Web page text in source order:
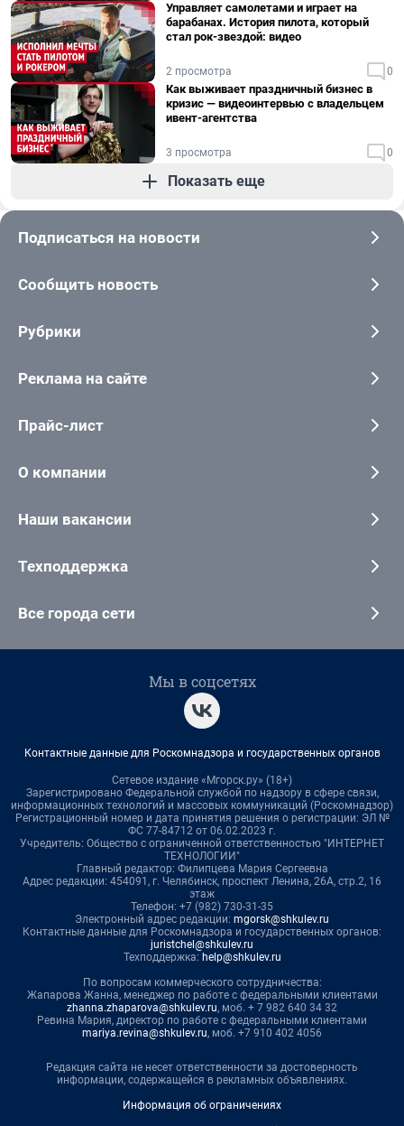
Управляет самолетами и играет на
барабанах. История пилота, который
стал рок-звездой: видео
2 просмотра 0
Как выживает праздничный бизнес в
кризис — видеоинтервью с владельцем
ивент-агентства
3 просмотра 0
Показать еще
Подписаться на новости
Сообщить новость
Рубрики
Реклама на сайте
Прайс-лист
О компании
Наши вакансии
Техподдержка
Все города сети
Мы в соцсетях
Контактные данные для Роскомнадзора и государственных органов
Сетевое издание «Мгорск.ру» (18+)
Зарегистрировано Федеральной службой по надзору в сфере связи,
информационных технологий и массовых коммуникаций (Роскомнадзор)
Регистрационный номер и дата принятия решения о регистрации: ЭЛ №
ФС 77-84712 от 06.02.2023 г.
Учредитель: Общество с ограниченной ответственностью "ИНТЕРНЕТ
ТЕХНОЛОГИИ"
Главный редактор: Филипцева Мария Сергеевна
Адрес редакции: 454091, г. Челябинск, проспект Ленина, 26А, стр.2, 16
этаж
Телефон: +7 (982) 730-31-35
Электронный адрес редакции: mgorsk@shkulev.ru
Контактные данные для Роскомнадзора и государственных органов:
juristchel@shkulev.ru
Техподдержка: help@shkulev.ru
По вопросам коммерческого сотрудничества:
Жапарова Жанна, менеджер по работе с федеральными клиентами
zhanna.zhaparova@shkulev.ru, моб. + 7 982 640 34 32
Ревина Мария, директор по работе с федеральными клиентами
mariya.revina@shkulev.ru, моб. +7 910 402 4056
Редакция сайта не несет ответственности за достоверность
информации, содержащейся в рекламных объявлениях.
Информация об ограничениях